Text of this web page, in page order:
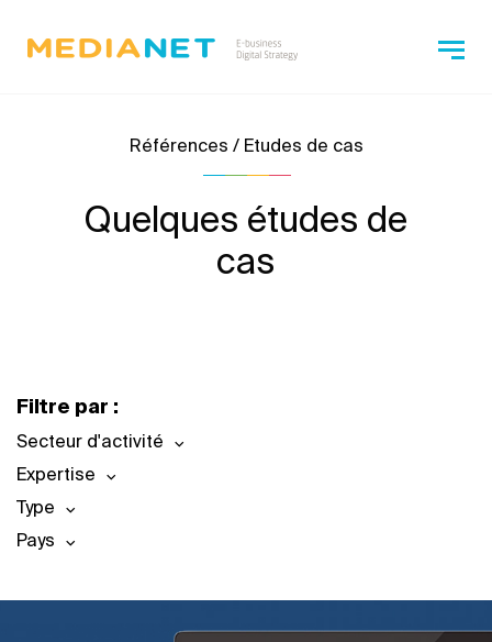
Références / Etudes de cas
Quelques études de
cas
Filtre par :
Secteur d'activité
Expertise
Type
Pays